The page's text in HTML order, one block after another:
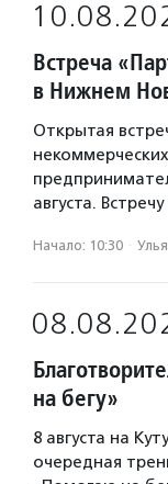
Встреча
в Нижнем
Открытая
августа.
Начало: 10:30 ·
на бегу»
8 августа на
очередная